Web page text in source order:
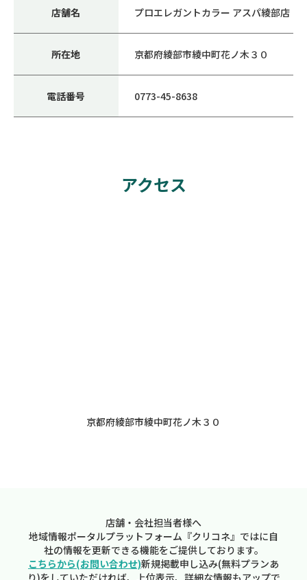
店舗名 プロエレガントカラー アスパ綾部店
所在地 京都府綾部市綾中町花ノ木３０
電話番号 0773-45-8638
アクセス
京都府綾部市綾中町花ノ木３０
店舗・会社担当者様へ
地域情報ポータルプラットフォーム『クリコネ』ではに自
社の情報を更新できる機能をご提供しております。
こちらから(お問い合わせ)新規掲載申し込み(無料プランあ
り)をしていただければ、上位表示、詳細な情報もアップで